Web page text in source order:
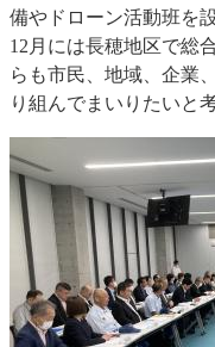
備やドローン活動班を
12月には長穂地区で総
らも市民、地域、企業
り組んでまいりたいと